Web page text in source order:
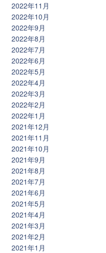
2022年11月
2022年10月
2022年9月
2022年8月
2022年7月
2022年6月
2022年5月
2022年4月
2022年3月
2022年2月
2022年1月
2021年12月
2021年11月
2021年10月
2021年9月
2021年8月
2021年7月
2021年6月
2021年5月
2021年4月
2021年3月
2021年2月
2021年1月